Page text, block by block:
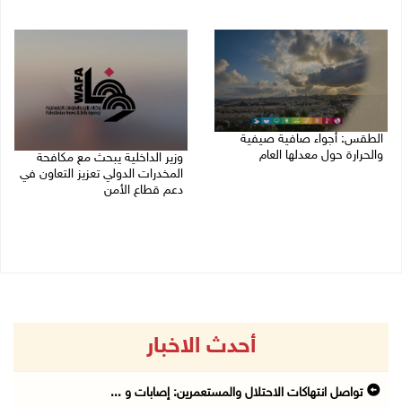
الطقس: أجواء صافية صيفية
والحرارة حول معدلها العام
وزير الداخلية يبحث مع مكافحة
المخدرات الدولي تعزيز التعاون في
دعم قطاع الأمن
أحدث الاخبار
تواصل انتهاكات الاحتلال والمستعمرين: إصابات و ...